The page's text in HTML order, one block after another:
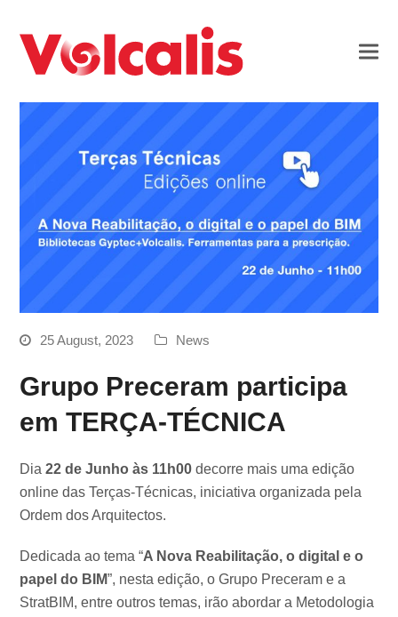
25 August, 2023 News
Grupo Preceram participa
em TERÇA-TÉCNICA
Dia22 de Junho às 11h00 decorre mais uma edição
online das Terças-Técnicas, iniciativa organizada pela
Ordem dos Arquitectos.
Dedicada ao tema “A Nova Reabilitação, o digital e o
papel do BIM”, nesta edição, o Grupo Preceram e a
StratBIM, entre outros temas, irão abordar a Metodologia